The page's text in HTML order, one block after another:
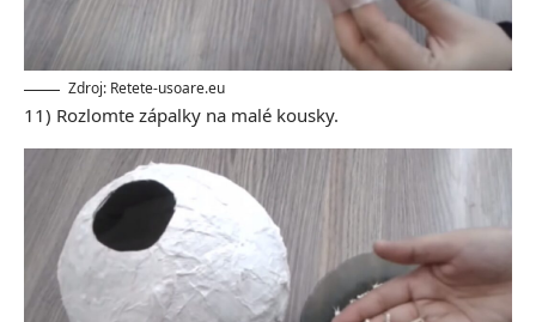
Zdroj: Retete-usoare.eu
11) Rozlomte zápalky na malé kousky.